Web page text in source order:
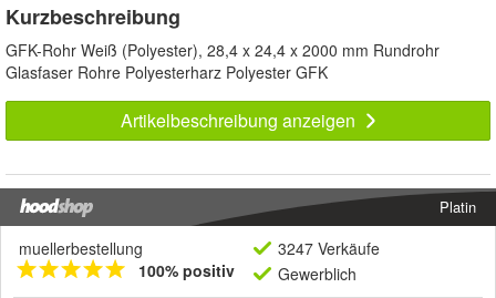
Kurzbeschreibung
GFK-Rohr Weiß (Polyester), 28,4 x 24,4 x 2000 mm Rundrohr
Glasfaser Rohre Polyesterharz Polyester GFK
Artikelbeschreibung anzeigen
Platin
muellerbestellung
100% positiv
3247 Verkäufe
Gewerblich